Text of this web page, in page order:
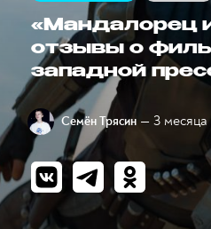
«Мандалорец
отзывы о
западной
Семён Трясин — 3 месяца